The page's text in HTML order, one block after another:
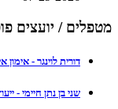
מטפלים / יועצים
דורית לוינגר - אימון
שני בן נתן חיימי -